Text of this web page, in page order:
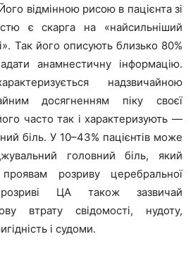
відмінною рисою в пацієнта зі
є скарга на «найсильніший
Так його описують близько 80%
анамнестичну інформацію.
надзвичайною
досягненням піку своєї
часто так і характеризують —
біль. У 10–43% пацієнтів може
головний біль, який
розриву церебральної
ЦА також зазвичай
втрату свідомості, нудоту,
і судоми.